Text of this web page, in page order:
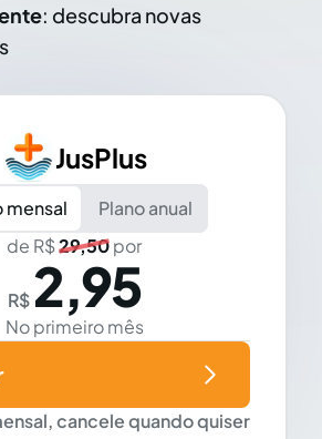
: descubra novas
JusPlus
mensal
Plano anual
de R$29,50por
R$ 2,95
No primeiro mês
cancele quando quiser